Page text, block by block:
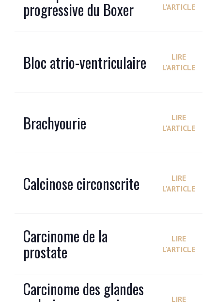
progressive du Boxer
L'ARTICLE
Bloc atrio-ventriculaire
LIRE
L'ARTICLE
Brachyourie
LIRE
L'ARTICLE
Calcinose circonscrite
LIRE
L'ARTICLE
Carcinome de la
prostate
LIRE
L'ARTICLE
Carcinome des glandes
LIRE